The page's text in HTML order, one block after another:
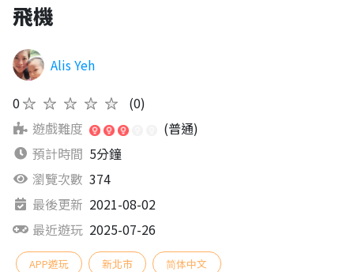
飛機
Alis Yeh
0★★★★★
(0)
遊戲難度
(普通)
預計時間 5分鐘
瀏覽次數 374
最後更新 2021-08-02
最近遊玩 2025-07-26
APP遊玩 新北市 简体中文